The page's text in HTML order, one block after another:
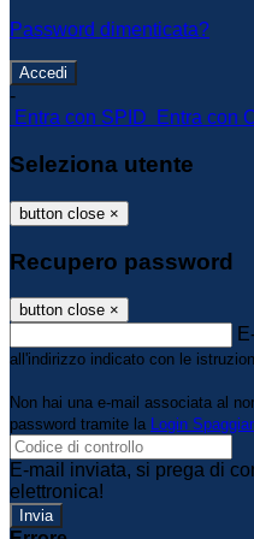
Password dimenticata?
-
Entra con SPID
Entra con
Seleziona utente
button close ×
Recupero password
button close ×
all'indirizzo indicato con le
Non hai una e-mail associata al
password tramite la Login
E-mail inviata, si prega di
elettronica!